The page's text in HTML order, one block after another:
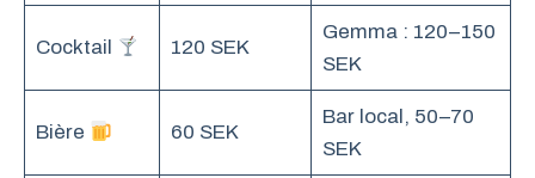
Cocktail 120 SEK
Gemma : 120–150
SEK
Bière 60 SEK
Bar local, 50–70
SEK